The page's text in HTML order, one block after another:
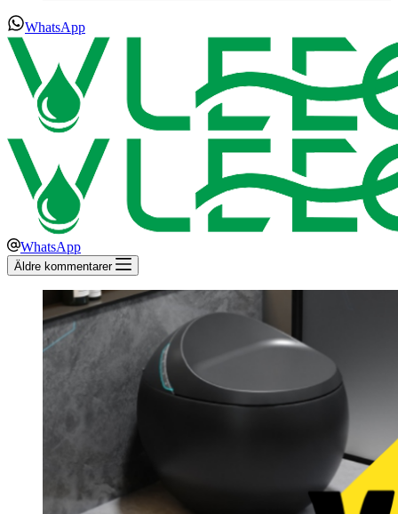
WhatsApp
WhatsApp
Äldre kommentarer